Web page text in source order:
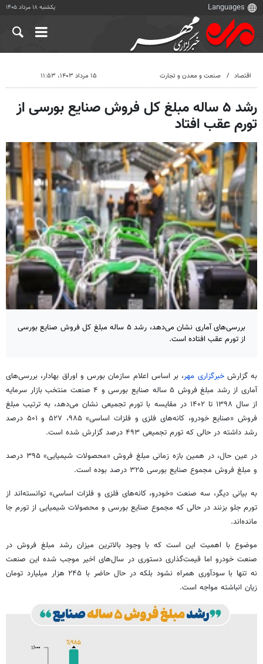
یکشنبه ۱۸ مرداد ۱۴۰۵
اقتصاد صنعت و معدن و تجارت ۱۵ مرداد ۱۴۰۳، ۱۱:۵۳
رشد ۵ ساله مبلغ کل فروش صنایع بورسی از
تورم عقب افتاد
بررسی‌های آماری نشان می‌دهد، رشد ۵ ساله مبلغ کل فروش صنایع بورسی
از تورم عقب افتاده است.
به گزارشخبرگزاری مهر، بر اساس اعلام سازمان بورس و اوراق بهادار، بررسی‌های
آماری از رشد مبلغ فروش ۵ ساله صنایع بورسی و ۴ صنعت منتخب بازار سرمایه
از سال ۱۳۹۸ تا ۱۴۰۲ در مقایسه با تورم تجمیعی نشان می‌دهد، به ترتیب مبلغ
فروش «صنایع خودرو، کانه‌های فلزی و فلزات اساسی» ۹۸۵، ۵۲۷ و ۵۰۱ درصد
رشد داشته در حالی که تورم تجمیعی ۴۹۳ درصد گزارش شده است.
در عین حال، در همین بازه زمانی مبلغ فروش «محصولات شیمیایی» ۳۹۵ درصد
و مبلغ فروش مجموع صنایع بورسی ۳۲۵ درصد بوده است.
به بیانی دیگر، سه صنعت «خودرو، کانه‌های فلزی و فلزات اساسی» توانسته‌اند از
تورم جلو بزنند در حالی که مجموع صنایع بورسی و محصولات شیمیایی از تورم جا
مانده‌اند.
موضوع با اهمیت این است که با وجود بالاترین میزان رشد مبلغ فروش در
صنعت خودرو اما قیمت‌گذاری دستوری در سال‌های اخیر موجب شده این صنعت
نه تنها با سودآوری همراه نشود بلکه در حال حاضر با ۲۴۵ هزار میلیارد تومان
زیان انباشته مواجه است.